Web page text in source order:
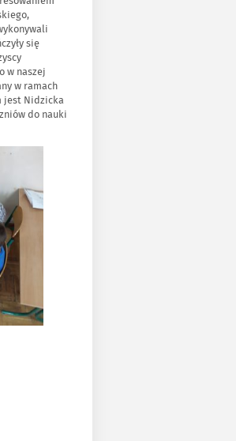
się
w naszej
w ramach
jest Nidzicka
do nauki